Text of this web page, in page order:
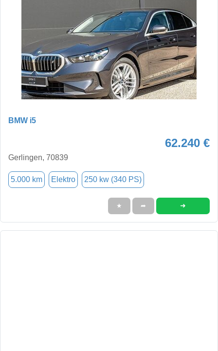
BMW i5
62.240 €
Gerlingen, 70839
5.000 km Elektro 250 kw (340 PS)
★ ➦ ➜